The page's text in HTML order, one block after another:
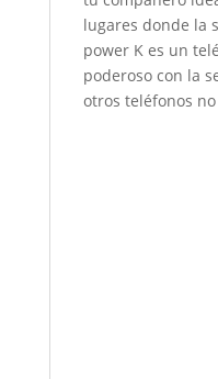
lugares donde la
power K es un
poderoso con la
otros teléfonos